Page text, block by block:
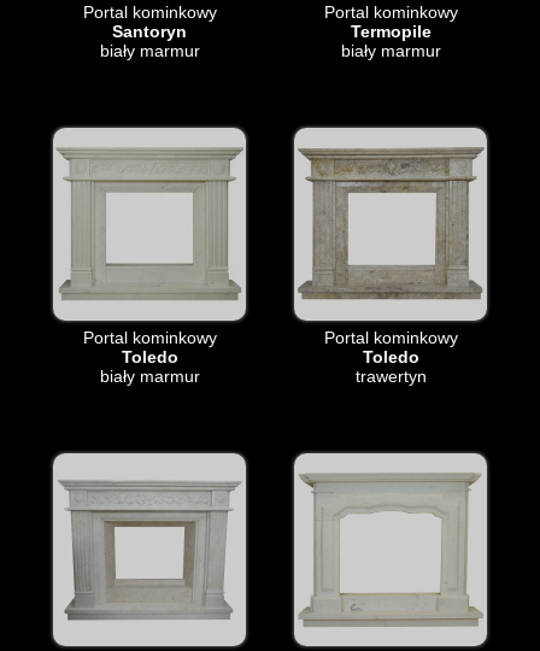
Portal kominkowy
Santoryn
biały marmur
Portal kominkowy
Termopile
biały marmur
Portal kominkowy
Toledo
biały marmur
Portal kominkowy
Toledo
trawertyn